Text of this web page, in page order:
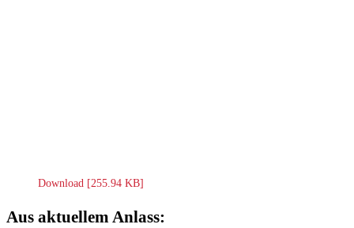
Download [255.94 KB]
Aus aktuellem Anlass: